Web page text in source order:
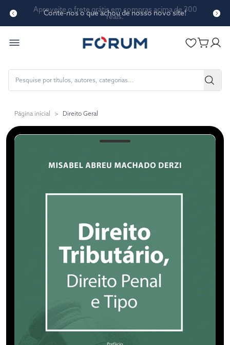
Conte-nos o que achou de nosso novo site!
Página inicial > Direito Geral